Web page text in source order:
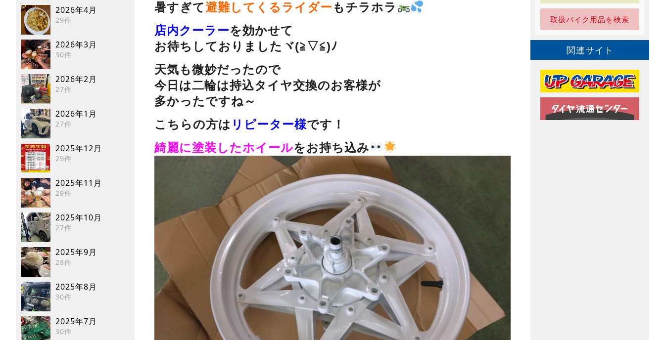
2026年4月
29件
2026年3月
30件
2026年2月
27件
2026年1月
27件
2025年12月
29件
2025年11月
29件
2025年10月
27件
2025年9月
28件
2025年8月
30件
2025年7月
30件
暑すぎて避難してくるライダー もチラホラ
店内クーラーを効かせて
お待ちしておりましたヾ(≧▽≦)ﾉ
天気も微妙だったので
今日は二輪は持込タイヤ交換のお客様が
多かったですね～
こちらの方は リピーター様です！
綺麗に塗装したホイールをお持ち込み
取扱バイク用品を検索
関連サイト